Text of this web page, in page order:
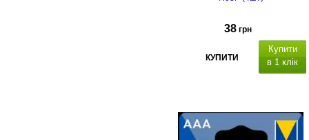
38 грн
КУПИТИ
Купити
в 1 клік